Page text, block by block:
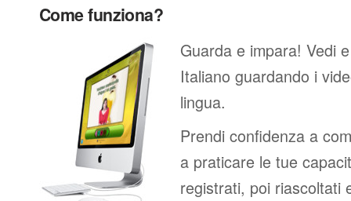
Come funziona?
Guarda e impara! Vedi
Italiano guardando i
lingua.
Prendi confidenza a
a praticare le tue
registrati, poi riascoltati